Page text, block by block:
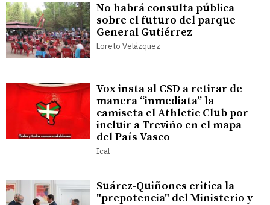
No habrá consulta pública
sobre el futuro del parque
General Gutiérrez
Loreto Velázquez
Vox insta al CSD a retirar de
manera “inmediata” la
camiseta el Athletic Club por
incluir a Treviño en el mapa
del País Vasco
Ical
Suárez-Quiñones critica la
"prepotencia" del Ministerio y